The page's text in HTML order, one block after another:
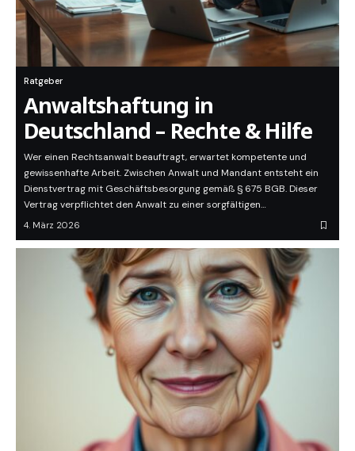
Ratgeber
Anwaltshaftung in
Deutschland – Rechte & Hilfe
Wer einen Rechtsanwalt beauftragt, erwartet kompetente und
gewissenhafte Arbeit. Zwischen Anwalt und Mandant entsteht ein
Dienstvertrag mit Geschäftsbesorgung gemäß § 675 BGB. Dieser
Vertrag verpflichtet den Anwalt zu einer sorgfältigen…
4. März 2026